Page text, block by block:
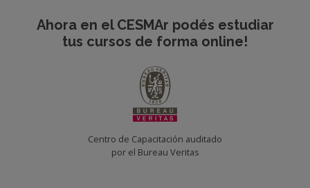
Ahora en el CESMAr podés estudiar
tus cursos de forma online!
Centro de Capacitación auditado
por el Bureau Veritas